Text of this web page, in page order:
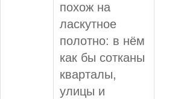
похож на
ласкутное
полотно: в нём
как бы сотканы
кварталы,
улицы и